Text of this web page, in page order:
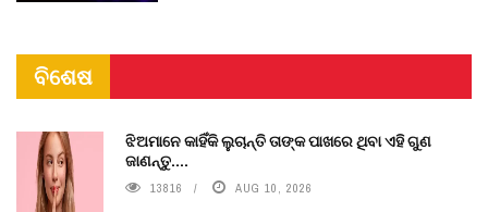
ବିଶେଷ
ଝିଅମାନେ କାହିଁକି ଲୁଚାନ୍ତି ତାଙ୍କ ପାଖରେ ଥିବା ଏହି ଗୁଣ
ଜାଣନ୍ତୁ....
13816 AUG 10, 2026